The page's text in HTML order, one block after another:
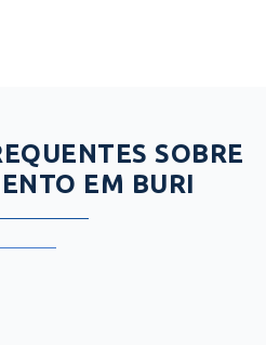
SOBRE
EM BURI